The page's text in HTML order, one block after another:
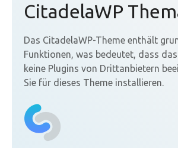
CitadelaWP
Das CitadelaWP-Theme enthält
Funktionen, was bedeutet, dass
keine Plugins von Drittanbietern
Sie für dieses Theme installieren.